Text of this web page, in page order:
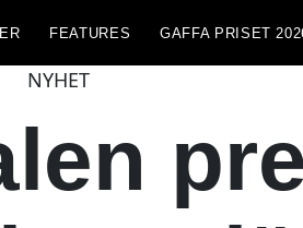
FEATURES GAFFA PRISET
NYHET